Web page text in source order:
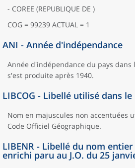
- COREE (REPUBLIQUE DE )
COG = 99239 ACTUAL = 1
ANI - Année d'indépendance
Année d'indépendance du pays dans
s'est produite après 1940.
LIBCOG - Libellé utilisé dans le
Nom en majuscules non accentuées
Code Officiel Géographique.
LIBENR - Libellé du nom
enrichi paru au J.O. du 25